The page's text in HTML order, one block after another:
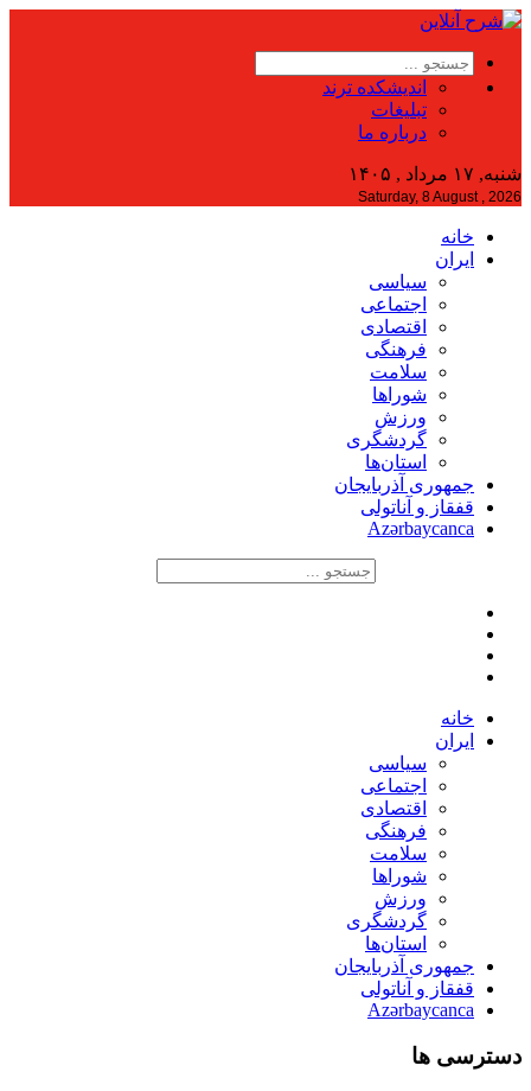
اندیشکده ترند
تبلیغات
درباره ما
شنبه, ۱۷ مرداد , ۱۴۰۵
Saturday, 8 August , 2026
خانه
ایران
سیاسی
اجتماعی
اقتصادی
فرهنگی
سلامت
شوراها
ورزش
گردشگری
استان‌ها
جمهوری آذربایجان
قفقاز و آناتولی
Azərbaycanca
خانه
ایران
سیاسی
اجتماعی
اقتصادی
فرهنگی
سلامت
شوراها
ورزش
گردشگری
استان‌ها
جمهوری آذربایجان
قفقاز و آناتولی
Azərbaycanca
دسترسی ها